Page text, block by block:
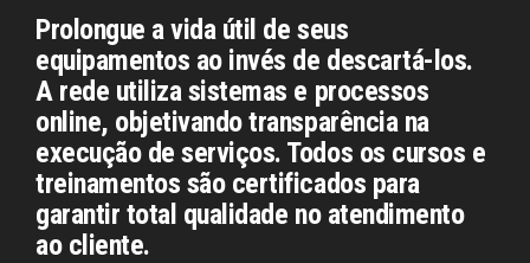
Prolongue a vida útil de seus
equipamentos ao invés de descartá-los.
A rede utiliza sistemas e processos
online, objetivando transparência na
execução de serviços. Todos os cursos e
treinamentos são certificados para
garantir total qualidade no atendimento
ao cliente.